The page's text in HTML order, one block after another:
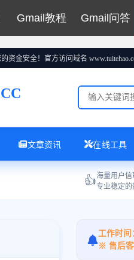
Gmail教程 Gmail问答